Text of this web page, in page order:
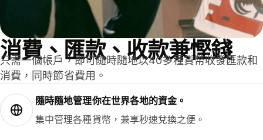
消費、匯款、收款兼慳錢
只需一個帳戶，即可隨時隨地以40多種貨幣收發匯款和
消費，同時節省費用。
隨時隨地管理你在世界各地的資金。
集中管理各種貨幣，兼享秒速兌換之便。